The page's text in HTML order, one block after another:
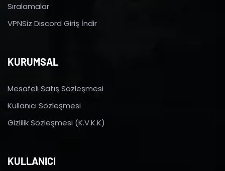
Sıralamalar
VPNSiz Discord Giriş İndir
KURUMSAL
Mesafeli Satış Sözleşmesi
Kullanıcı Sözleşmesi
Gizlilik Sözleşmesi (K.V.K.K)
KULLANICI